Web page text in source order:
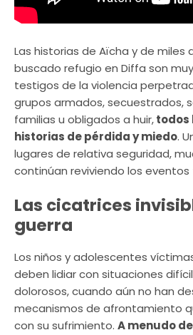
Las historias de Aïcha y de miles
buscado refugio en Diffa son
testigos de la violencia
grupos armados, secuestrados,
familias u obligados a huir,todos
historias de pérdida y miedo.
lugares de relativa seguridad,
continúan reviviendo los
Las cicatrices
guerra
Los niños y adolescentes
deben lidiar con situaciones
dolorosos, cuando aún no han
mecanismos de afrontamiento
con su sufrimiento. A menudo